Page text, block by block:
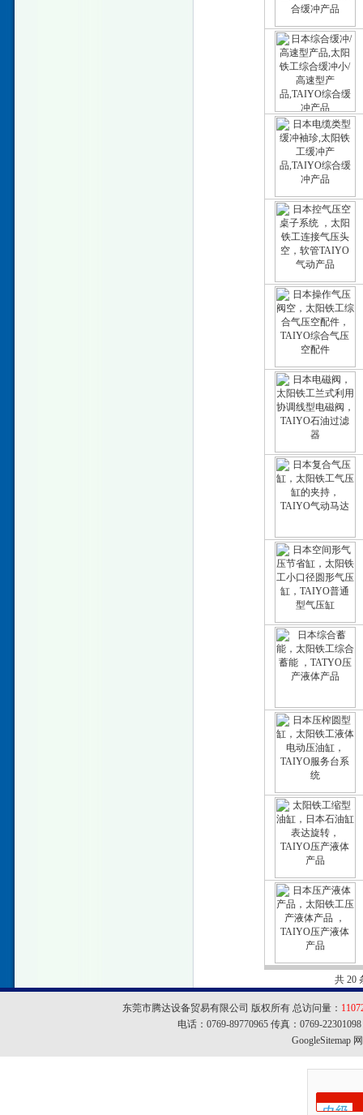
共 20
东莞市腾达设备贸易有限公司 版权所有 总访问量：
电话：0769-89770965 传真：0769-
GoogleSitemap网